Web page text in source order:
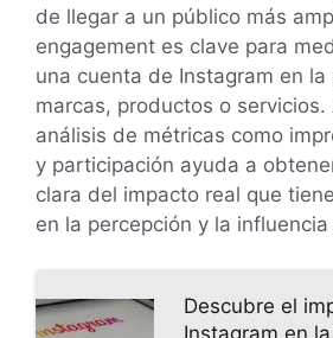
de llegar a un público más
engagement es clave para
una cuenta de Instagram en la
marcas, productos o servicios.
análisis de métricas como
y participación ayuda a
clara del impacto real que
en la percepción y la
Descubre el